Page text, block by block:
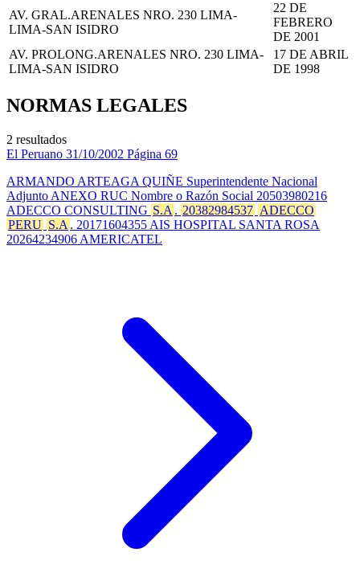
AV. GRAL.ARENALES NRO. 230 LIMA-
LIMA-SAN ISIDRO
22 DE
FEBRERO
DE 2001
AV. PROLONG.ARENALES NRO. 230 LIMA-
LIMA-SAN ISIDRO
17 DE ABRIL
DE 1998
NORMAS LEGALES
2 resultados
El Peruano 31/10/2002 Página 69
ARMANDO ARTEAGA QUIÑE Superintendente Nacional
Adjunto ANEXO RUC Nombre o Razón Social 20503980216
ADECCO CONSULTING S.A . 20382984537 ADECCO
PERU S.A . 20171604355 AIS HOSPITAL SANTA ROSA
20264234906 AMERICATEL